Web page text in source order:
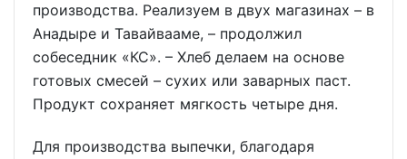
производства. Реализуем в двух магазинах – в
Анадыре и Тавайвааме, – продолжил
собеседник «КС». – Хлеб делаем на основе
готовых смесей – сухих или заварных паст.
Продукт сохраняет мягкость четыре дня.
Для производства выпечки, благодаря